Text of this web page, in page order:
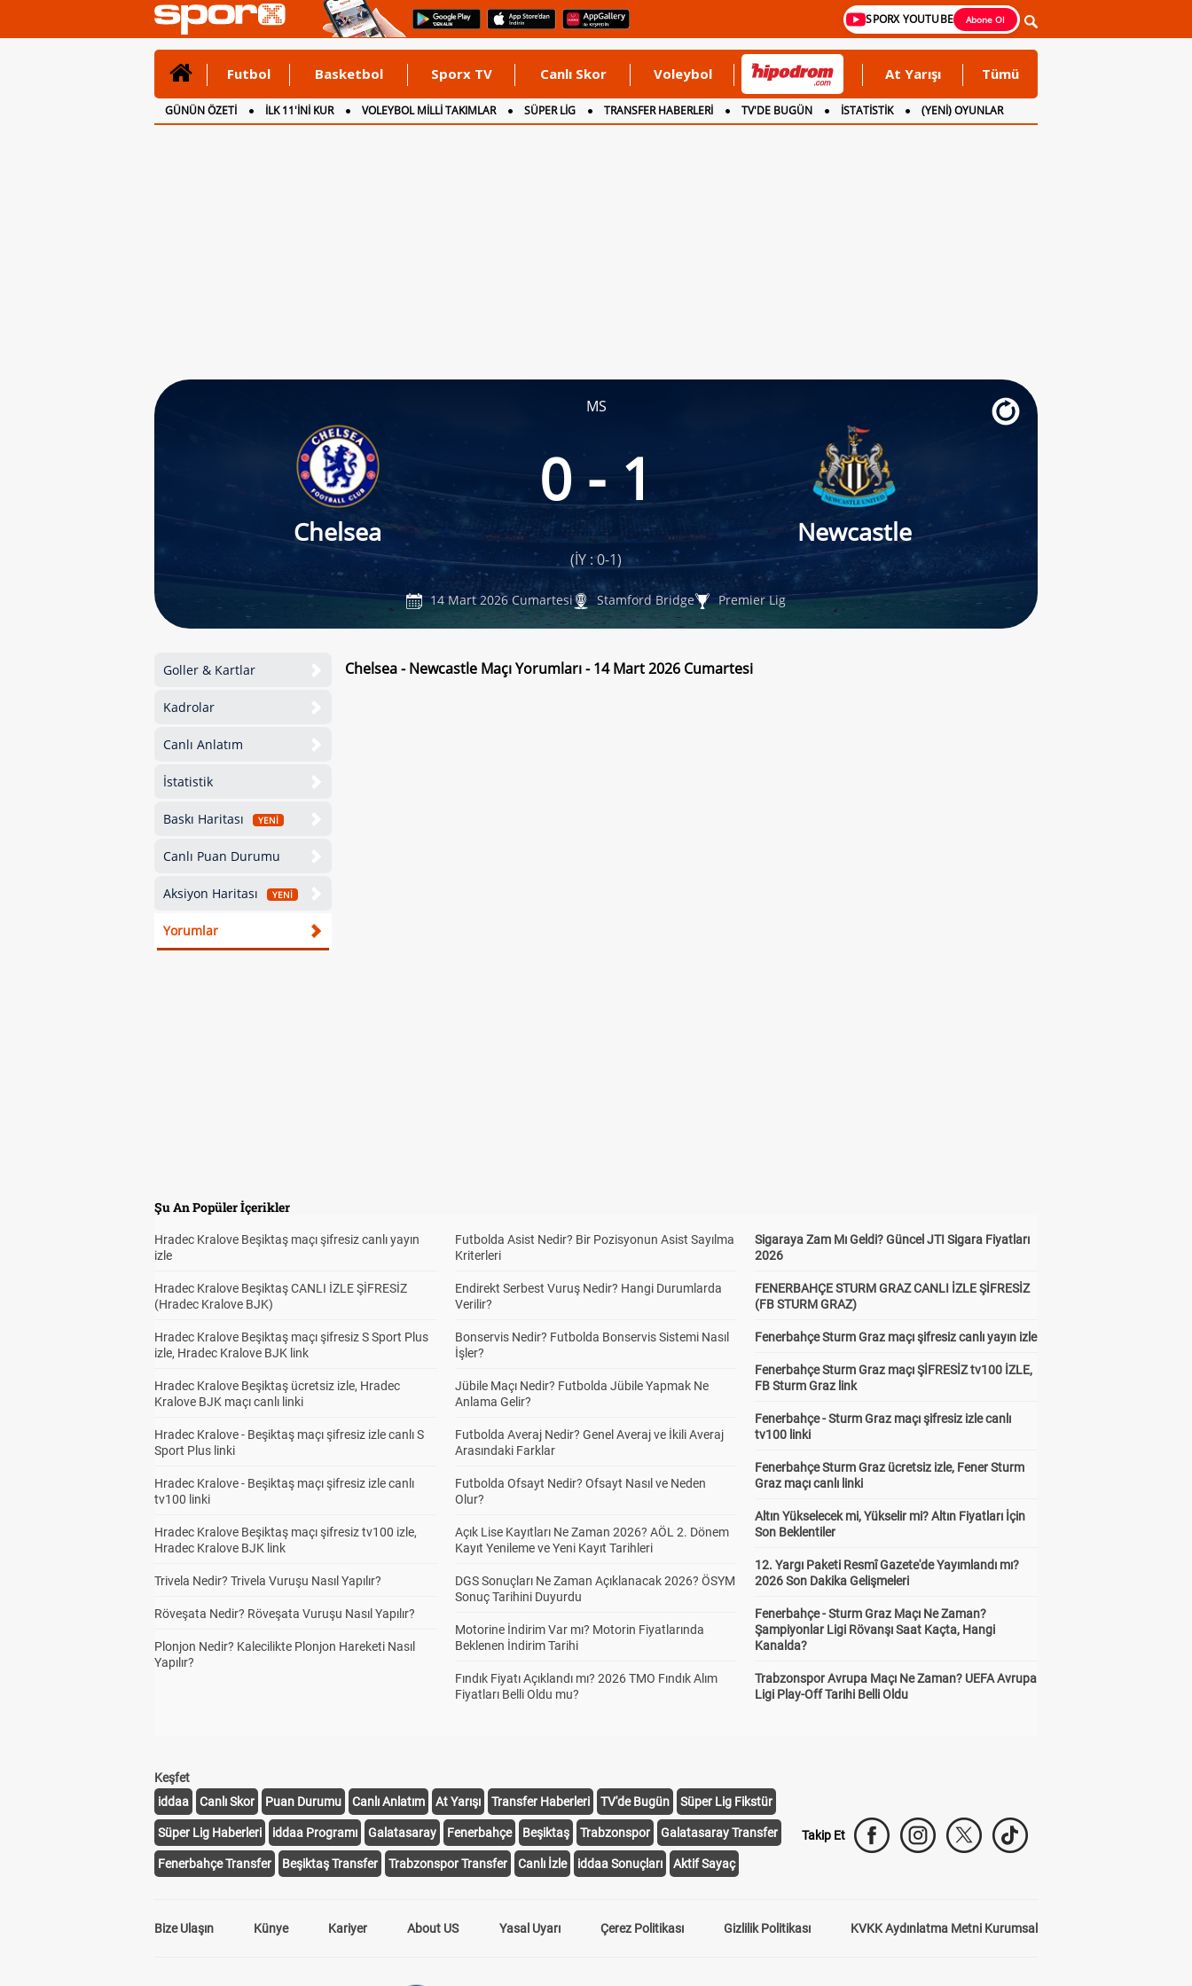
SPORX YOUTUBE Abone Ol
Futbol Basketbol Sporx TV Canlı Skor Voleybol At Yarışı Tümü
GÜNÜN ÖZETİ İLK 11'İNİ KUR VOLEYBOL MİLLİ TAKIMLAR SÜPER LİG TRANSFER HABERLERİ TV'DE BUGÜN İSTATİSTİK
(YENİ) OYUNLAR
CANLI ANLATIM
İNGİLTERE
MS
Chelsea
0 - 1
Newcastle
(İY : 0-1)
14 Mart 2026 Cumartesi Stamford Bridge Premier Lig
Goller & Kartlar
Kadrolar
Canlı Anlatım
İstatistik
Baskı Haritası YENİ
Canlı Puan Durumu
Aksiyon Haritası YENİ
Yorumlar
Chelsea - Newcastle Maçı Yorumları - 14 Mart 2026 Cumartesi
Şu An Popüler İçerikler
Hradec Kralove Beşiktaş maçı şifresiz canlı yayın
izle
Hradec Kralove Beşiktaş CANLI İZLE ŞİFRESİZ
(Hradec Kralove BJK)
Hradec Kralove Beşiktaş maçı şifresiz S Sport Plus
izle, Hradec Kralove BJK link
Hradec Kralove Beşiktaş ücretsiz izle, Hradec
Kralove BJK maçı canlı linki
Hradec Kralove - Beşiktaş maçı şifresiz izle canlı S
Sport Plus linki
Hradec Kralove - Beşiktaş maçı şifresiz izle canlı
tv100 linki
Hradec Kralove Beşiktaş maçı şifresiz tv100 izle,
Hradec Kralove BJK link
Trivela Nedir? Trivela Vuruşu Nasıl Yapılır?
Röveşata Nedir? Röveşata Vuruşu Nasıl Yapılır?
Plonjon Nedir? Kalecilikte Plonjon Hareketi Nasıl
Yapılır?
Futbolda Asist Nedir? Bir Pozisyonun Asist Sayılma
Kriterleri
Endirekt Serbest Vuruş Nedir? Hangi Durumlarda
Verilir?
Bonservis Nedir? Futbolda Bonservis Sistemi Nasıl
İşler?
Jübile Maçı Nedir? Futbolda Jübile Yapmak Ne
Anlama Gelir?
Futbolda Averaj Nedir? Genel Averaj ve İkili Averaj
Arasındaki Farklar
Futbolda Ofsayt Nedir? Ofsayt Nasıl ve Neden
Olur?
Açık Lise Kayıtları Ne Zaman 2026? AÖL 2. Dönem
Kayıt Yenileme ve Yeni Kayıt Tarihleri
DGS Sonuçları Ne Zaman Açıklanacak 2026? ÖSYM
Sonuç Tarihini Duyurdu
Motorine İndirim Var mı? Motorin Fiyatlarında
Beklenen İndirim Tarihi
Fındık Fiyatı Açıklandı mı? 2026 TMO Fındık Alım
Fiyatları Belli Oldu mu?
Sigaraya Zam Mı Geldi? Güncel JTI Sigara Fiyatları
2026
FENERBAHÇE STURM GRAZ CANLI İZLE ŞİFRESİZ
(FB STURM GRAZ)
Fenerbahçe Sturm Graz maçı şifresiz canlı yayın izle
Fenerbahçe Sturm Graz maçı ŞİFRESİZ tv100 İZLE,
FB Sturm Graz link
Fenerbahçe - Sturm Graz maçı şifresiz izle canlı
tv100 linki
Fenerbahçe Sturm Graz ücretsiz izle, Fener Sturm
Graz maçı canlı linki
Altın Yükselecek mi, Yükselir mi? Altın Fiyatları İçin
Son Beklentiler
12. Yargı Paketi Resmî Gazete'de Yayımlandı mı?
2026 Son Dakika Gelişmeleri
Fenerbahçe - Sturm Graz Maçı Ne Zaman?
Şampiyonlar Ligi Rövanşı Saat Kaçta, Hangi
Kanalda?
Trabzonspor Avrupa Maçı Ne Zaman? UEFA Avrupa
Ligi Play-Off Tarihi Belli Oldu
Keşfet
iddaa
Canlı Skor Puan Durumu Canlı Anlatım At Yarışı Transfer Haberleri TV'de Bugün Süper Lig Fikstür
Süper Lig Haberleri iddaa Programı Galatasaray Fenerbahçe Beşiktaş Trabzonspor Galatasaray Transfer
Fenerbahçe Transfer Beşiktaş Transfer Trabzonspor Transfer Canlı İzle iddaa Sonuçları Aktif Sayaç
Takip Et
Bize Ulaşın Künye Kariyer About US Yasal Uyarı Çerez Politikası Gizlilik Politikası KVKK Aydınlatma Metni Kurumsal